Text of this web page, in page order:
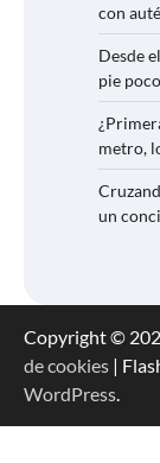
con
Desde
pie
metro,
un
Copyright ©
de cookies |
WordPress.